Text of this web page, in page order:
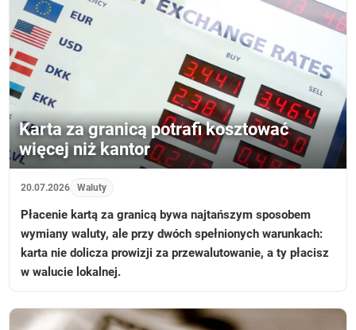
Karta za granicą potrafi kosztować
więcej niż kantor
20.07.2026 Waluty
Płacenie kartą za granicą bywa najtańszym sposobem
wymiany waluty, ale przy dwóch spełnionych warunkach:
karta nie dolicza prowizji za przewalutowanie, a ty płacisz
w walucie lokalnej.